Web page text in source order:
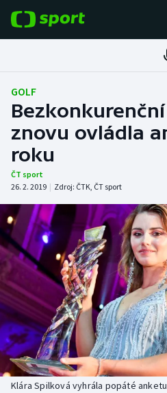
Fotbal
Hokej
Tenis
Atletika
Cyklistika
DALŠÍ SPORTY
Americký fotbal
Baseball a softbal
Basketbal
Biatlon
NEPŘEHLÉDNĚTE
Soutěže
Historické návraty
Aplikace ČT sport
GOLF
znovu ovládla
roku
ČT sport
26. 2. 2019 | Zdroj: ČTK, ČT sport
Klára Spilková vyhrála popáté